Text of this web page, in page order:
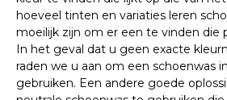
hoeveel tinten en variaties leren
moeilijk zijn om er een te vinden die
In het geval dat u geen exacte
raden we u aan om een schoenwas
gebruiken. Een andere goede